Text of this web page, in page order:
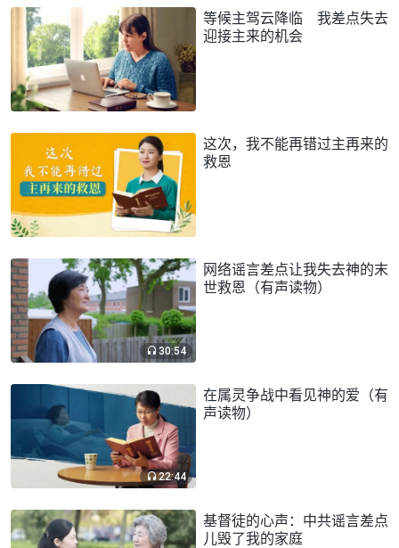
等候主驾云降临 我差点失去
迎接主来的机会
这次，我不能再错过主再来的
救恩
30:54
网络谣言差点让我失去神的末
世救恩（有声读物）
22:44
在属灵争战中看见神的爱（有
声读物）
基督徒的心声：中共谣言差点
儿毁了我的家庭